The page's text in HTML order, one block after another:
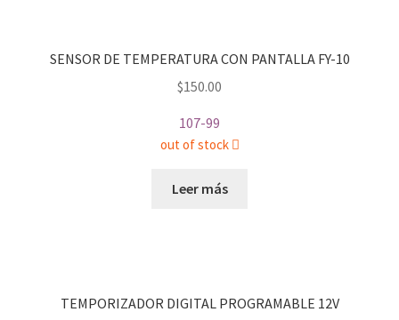
SENSOR DE TEMPERATURA CON PANTALLA FY-10
$150.00
107-99
out of stock
Leer más
TEMPORIZADOR DIGITAL PROGRAMABLE 12V